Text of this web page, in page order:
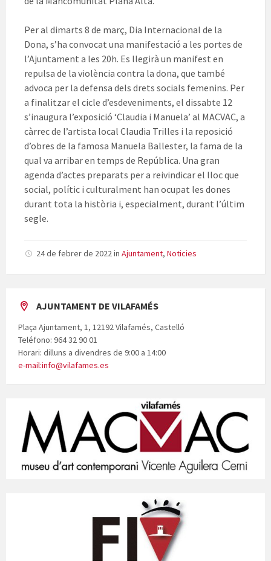
Per al dimarts 8 de març, Dia Internacional de la
Dona, s’ha convocat una manifestació a les portes de
l’Ajuntament a les 20h. Es llegirà un manifest en
repulsa de la violència contra la dona, que també
advoca per la defensa dels drets socials femenins. Per
a finalitzar el cicle d’esdeveniments, el dissabte 12
s’inaugura l’exposició ‘Claudia i Manuela’ al MACVAC, a
càrrec de l’artista local Claudia Trilles i la reposició
d’obres de la famosa Manuela Ballester, la fama de la
qual va arribar en temps de República. Una gran
agenda d’actes preparats per a reivindicar el lloc que
social, polític i culturalment han ocupat les dones
durant tota la història i, especialment, durant l’últim
segle.
24 de febrer de 2022in Ajuntament, Noticies
AJUNTAMENT DE VILAFAMÉS
Plaça Ajuntament, 1, 12192 Vilafamés, Castelló
Teléfono: 964 32 90 01
Horari: dilluns a divendres de 9:00 a 14:00
e-mail:info@vilafames.es